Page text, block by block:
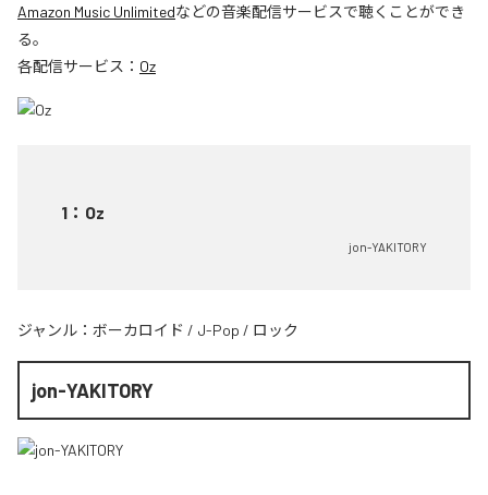
Amazon Music Unlimitedなどの音楽配信サービスで聴くことができ
る。
各配信サービス： Oz
1 ： Oz
jon-YAKITORY
ジャンル： ボーカロイド / J-Pop / ロック
jon-YAKITORY